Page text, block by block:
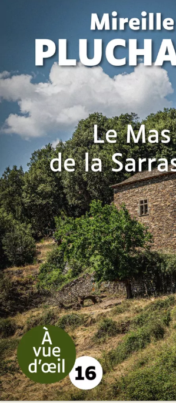
Le Mas de la Sarrasine
Mireille Pluchard
50€